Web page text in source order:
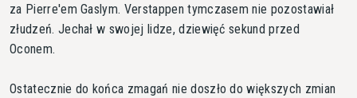
za Pierre'em Gaslym. Verstappen tymczasem nie pozostawiał
złudzeń. Jechał w swojej lidze, dziewięć sekund przed
Oconem.
Ostatecznie do końca zmagań nie doszło do większych zmian